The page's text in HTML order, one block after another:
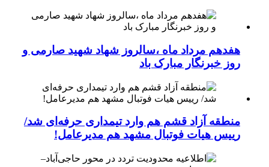
هفدهم مرداد ماه ،سالروز شهاد شهید صارمی و
روز خبرنگار مبارک باد
منطقه آزاد قشم هم وارد تیمداری حرفه‌ای شد/
رییس هیات فوتبال مشهد هم مدیرعامل!